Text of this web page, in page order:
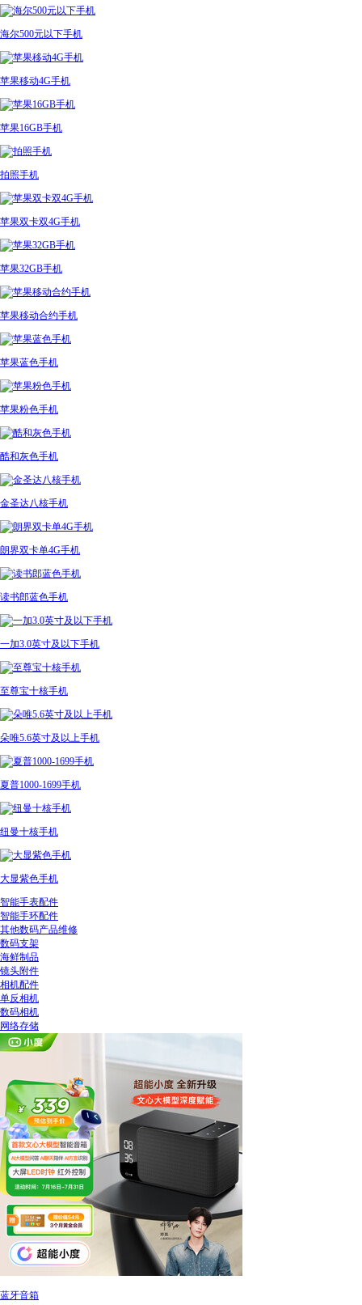
海尔500元以下手机
苹果移动4G手机
苹果16GB手机
拍照手机
苹果双卡双4G手机
苹果32GB手机
苹果移动合约手机
苹果蓝色手机
苹果粉色手机
酷和灰色手机
金圣达八核手机
朗界双卡单4G手机
读书郎蓝色手机
一加3.0英寸及以下手机
至尊宝十核手机
朵唯5.6英寸及以上手机
夏普1000-1699手机
纽曼十核手机
大显紫色手机
智能手表配件
智能手环配件
其他数码产品维修
数码支架
海鲜制品
镜头附件
相机配件
单反相机
数码相机
网络存储
蓝牙音箱